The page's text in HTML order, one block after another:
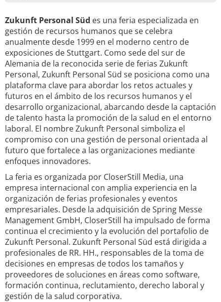
Zukunft Personal Süd es una feria especializada en
gestión de recursos humanos que se celebra
anualmente desde 1999 en el moderno centro de
exposiciones de Stuttgart. Como sede del sur de
Alemania de la reconocida serie de ferias Zukunft
Personal, Zukunft Personal Süd se posiciona como una
plataforma clave para abordar los retos actuales y
futuros en el ámbito de los recursos humanos y el
desarrollo organizacional, abarcando desde la captación
de talento hasta la promoción de la salud en el entorno
laboral. El nombre Zukunft Personal simboliza el
compromiso con una gestión de personal orientada al
futuro que fortalece a las organizaciones mediante
enfoques innovadores.
La feria es organizada por CloserStill Media, una
empresa internacional con amplia experiencia en la
organización de ferias profesionales y eventos
empresariales. Desde la adquisición de Spring Messe
Management GmbH, CloserStill ha impulsado de forma
continua el crecimiento y la evolución del portafolio de
Zukunft Personal. Zukunft Personal Süd está dirigida a
profesionales de RR. HH., responsables de la toma de
decisiones en empresas de todos los tamaños y
proveedores de soluciones en áreas como software,
formación continua, reclutamiento, derecho laboral y
gestión de la salud corporativa.